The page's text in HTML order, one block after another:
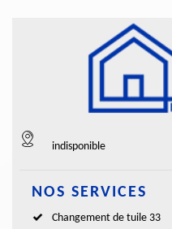
indisponible
NOS SERVICES
Changement de tuile 33